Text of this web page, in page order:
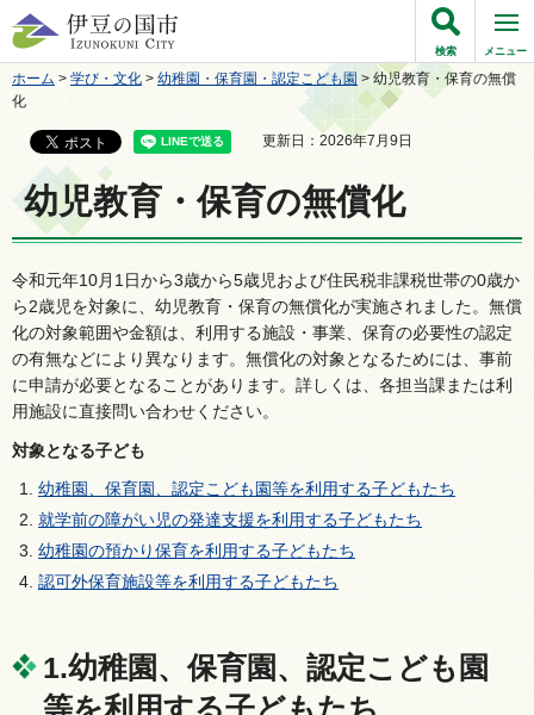
伊豆の国市
検索 メニュー
ホーム > 学び・文化 > 幼稚園・保育園・認定こども園 > 幼児教育・保育の無償
化
更新日：2026年7月9日
幼児教育・保育の無償化
令和元年10月1日から3歳から5歳児および住民税非課税世帯の0歳か
ら2歳児を対象に、幼児教育・保育の無償化が実施されました。無償
化の対象範囲や金額は、利用する施設・事業、保育の必要性の認定
の有無などにより異なります。無償化の対象となるためには、事前
に申請が必要となることがあります。詳しくは、各担当課または利
用施設に直接問い合わせください。
対象となる子ども
幼稚園、保育園、認定こども園等を利用する子どもたち
就学前の障がい児の発達支援を利用する子どもたち
幼稚園の預かり保育を利用する子どもたち
認可外保育施設等を利用する子どもたち
1.幼稚園、保育園、認定こども園
等を利用する子どもたち